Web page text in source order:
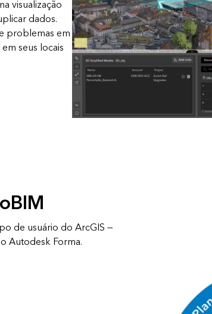
visualização
dados.
problemas em
seus locais
de usuário do ArcGIS —
Autodesk Forma.